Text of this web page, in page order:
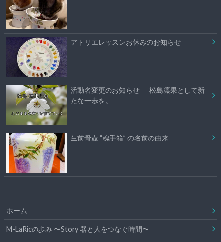
アトリエレッスンお休みのお知らせ
活動名変更のお知らせ ― 松島凛果として新
たな一歩を。
生前骨壺 “魂手箱” の名前の由来
ホーム
M-LaRicの歩み 〜Story 器と人をつなぐ時間〜